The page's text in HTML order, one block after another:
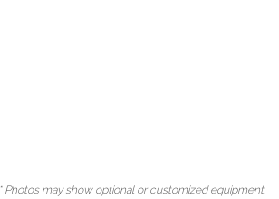
* Photos may show optional or customized equipment.